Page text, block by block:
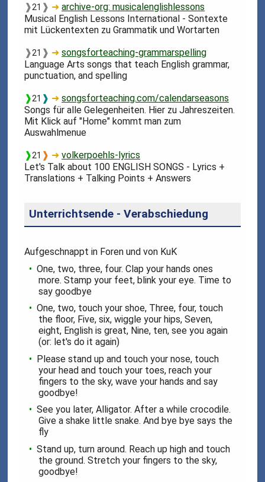
❱21 ❱ ➜archive-org: musicalenglishlessons
Musical English Lessons International - Sontexte
mit Lückentexten zu Grammatik und Wortarten
❱21 ❱ ➜songsforteaching-grammarspelling
Language Arts songs that teach English grammar,
punctuation, and spelling
❱21 ❱ ➜songsforteaching.com/calendarseasons
Songs für alle Gelegenheiten. Hier zu Jahreszeiten.
Mit Klick auf "Home" kommt man zum
Auswahlmenue
❱21 ❱ ➜volkerpoehls-lyrics
Let's Talk about 100 ENGLISH SONGS - Lyrics +
Translations + Talking Points + Answers
Unterrichtsende - Verabschiedung
Aufgeschnappt in Foren und von KuK
One, two, three, four. Clap your hands ones
more. Stamp your feet, blink your eye. Time to
say goodbye
One, two, touch your shoe, Three, four, touch
the floor, Five, six, wiggle your hips, Seven,
eight, English is great, Nine, ten, see you again
(or: let's do it again)
Please stand up and touch your nose, touch
your head and touch your toes, reach your
fingers to the sky, wave your hands and say
goodbye!
See you later, Alligator. After a while crocodile.
Give a shake little snake. And bye bye says the
fly
Stand up, turn around. Reach up high and touch
the ground. Stretch your fingers to the sky,
goodbye!